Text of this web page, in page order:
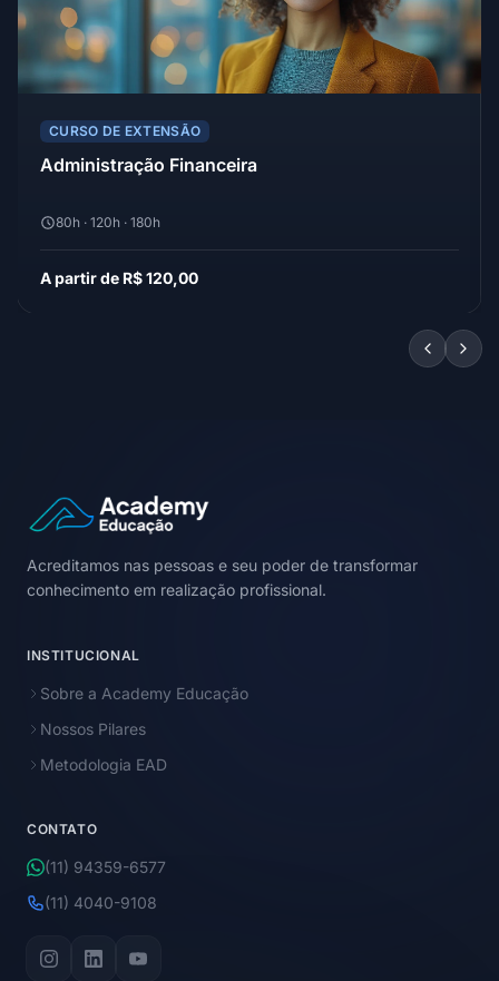
CURSO DE EXTENSÃO
Administração Financeira
80h · 120h · 180h
A partir de R$ 120,00
Acreditamos nas pessoas e seu poder de transformar
conhecimento em realização profissional.
INSTITUCIONAL
Sobre a Academy Educação
Nossos Pilares
Metodologia EAD
CONTATO
(11) 94359-6577
(11) 4040-9108